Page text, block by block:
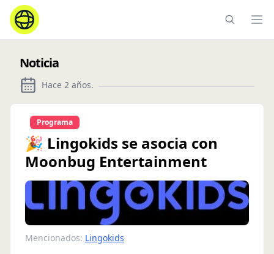
Noticia
Hace 2 años.
Programa
🎉 Lingokids se asocia con
Moonbug Entertainment
Mencionados: Lingokids